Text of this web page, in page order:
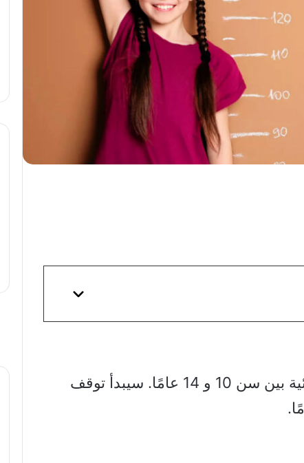
غالبا يكون لدا الفتيات طفرة نمو نهائية بين سن 10 و 14 عامًا. سيبدأ توقف